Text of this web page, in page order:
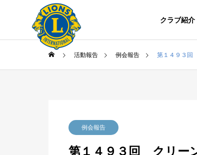
クラブ紹介
活動報告 例会報告 第１４９３回
例会報告
第１４９３回 クリー